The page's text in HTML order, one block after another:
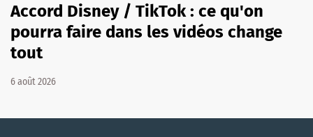
Accord Disney / TikTok : ce qu'on
pourra faire dans les vidéos change
tout
6 août 2026